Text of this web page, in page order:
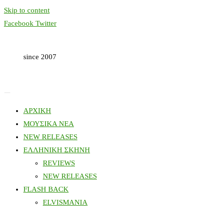
Skip to content
Facebook Twitter
since 2007
ΑΡΧΙΚΗ
ΜΟΥΣΙΚΑ ΝΕΑ
NEW RELEASES
ΕΛΛΗΝΙΚΗ ΣΚΗΝΗ
REVIEWS
NEW RELEASES
FLASH BACK
ELVISMANIA